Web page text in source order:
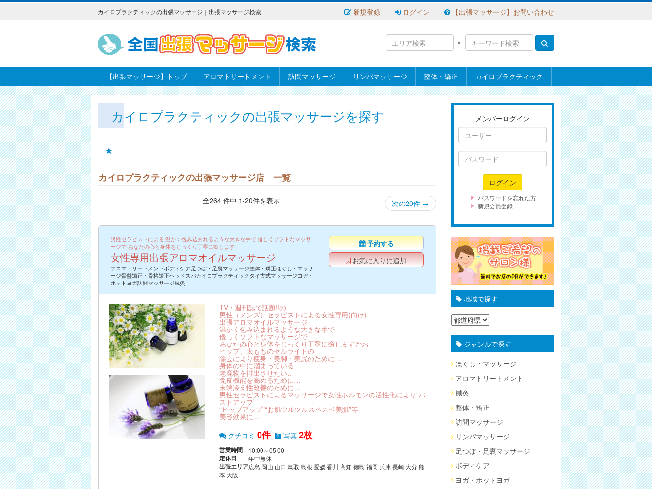
カイロプラクティックの出張マッサージ｜出張マッサージ検索 新規登録 ログイン 【出張マッサージ】お問い合わせ
×
【出張マッサージ】トップ アロマトリートメント 訪問マッサージ リンパマッサージ 整体・矯正 カイロプラクティック
カイロプラクティックの出張マッサージを探す
★
カイロプラクティックの出張マッサージ店 一覧
全264 件中 1-20件を表示 次の20件 →
男性セラピストによる 温かく包み込まれるような大きな手で 優しくソフトなマッサ
ージで あなたの心と身体をじっくり丁寧に癒します
女性専用出張アロマオイルマッサージ
アロマトリートメントボディケア足つぼ・足裏マッサージ整体・矯正ほぐし・マッサ
ージ骨盤矯正・骨格矯正ヘッドスパカイロプラクティックタイ古式マッサージヨガ・
ホットヨガ訪問マッサージ鍼灸
予約する
お気に入りに追加
TV・週刊誌で話題!!の
男性（メンズ）セラピストによる女性専用(向け)
出張アロマオイルマッサージ
温かく包み込まれるような大きな手で
優しくソフトなマッサージで
あなたの心と身体をじっくり丁寧に癒しますかお
ヒップ、太もものセルライトの
除去により痩身・美脚・美尻のために…
身体の中に溜まっている
老廃物を排出させたい…
免疫機能を高めるために…
末端冷え性改善のために…
男性セラピストによるマッサージで女性ホルモンの活性化により“バ
ストアップ”
“ヒップアップ”“お肌ツルツルスベスベ美肌”等
美容効果に…
クチコミ 0件 写真 2枚
営業時間 10:00～05:00
定休日 年中無休
出張エリア広島 岡山 山口 鳥取 島根 愛媛 香川 高知 徳島 福岡 兵庫 長崎 大分 熊
本 大阪
メンバーログイン
ザ
ワ
ー
ド
ログイン
パスワードを忘れた方
新規会員登録
地域で探す
ジャンルで探す
ほぐし・マッサージ
アロマトリートメント
鍼灸
整体・矯正
訪問マッサージ
リンパマッサージ
足つぼ・足裏マッサージ
ボディケア
ヨガ・ホットヨガ